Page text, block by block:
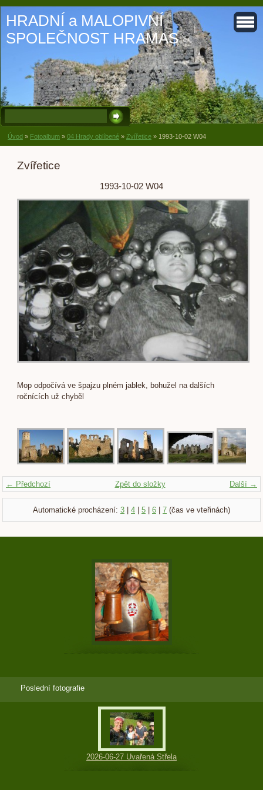
HRADNÍ a MALOPIVNÍ
SPOLEČNOST HRAMAS
Úvod » Fotoalbum » 04 Hrady oblíbené » Zvířetice » 1993-10-02 W04
Zvířetice
1993-10-02 W04
Mop odpočívá ve špajzu plném jablek, bohužel na dalších
ročnících už chyběl
← Předchozí Další →
Zpět do složky
Automatické procházení: 3 4 5 6 7 (čas ve vteřinách)
Poslední fotografie
2026-06-27 Uvařená Střela